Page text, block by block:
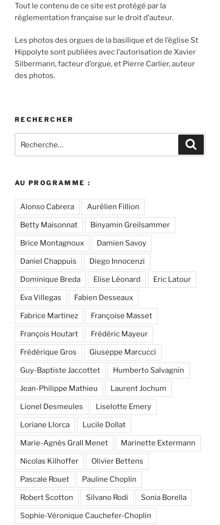
Tout le contenu de ce site est protégé par la
réglementation française sur le droit d’auteur.
Les photos des orgues de la basilique et de l’église St
Hippolyte sont publiées avec l’autorisation de Xavier
Silbermann, facteur d’orgue, et Pierre Carlier, auteur
des photos.
RECHERCHER
pour
AU PROGRAMME :
Alonso Cabrera Aurélien Fillion
Betty Maisonnat Binyamin Greilsammer
Brice Montagnoux Damien Savoy
Daniel Chappuis Diego Innocenzi
Dominique Breda Elise Léonard Eric Latour
Eva Villegas Fabien Desseaux
Fabrice Martinez Françoise Masset
François Houtart Frédéric Mayeur
Frédérique Gros Giuseppe Marcucci
Guy-Baptiste Jaccottet Humberto Salvagnin
Jean-Philippe Mathieu Laurent Jochum
Lionel Desmeules Liselotte Emery
Loriane Llorca Lucile Dollat
Marie-Agnès Grall Menet Marinette Extermann
Nicolas Kilhoffer Olivier Bettens
Pascale Rouet Pauline Choplin
Robert Scotton Silvano Rodi Sonia Borella
Sophie-Véronique Cauchefer-Choplin